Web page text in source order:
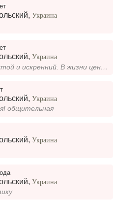
,Украина
,Украина
Я человек простой и искренний. В жизни ценю комфорт и гармонию. Люблю проводить время с близкими, читать, слушать музыку...
,Украина
общительная
,Украина
,Украина